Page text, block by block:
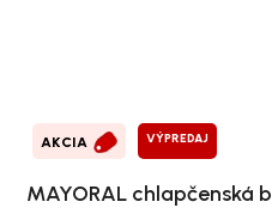
AKCIA VÝPREDAJ
MAYORAL chlapčenská